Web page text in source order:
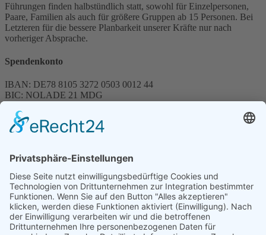
Führungen finden halbstündlich statt, sowohl für Einzelpersonen,
Paare, Familien als auch für größere Gruppen ab 15 Personen. Bei
Letzteren für die bessere Planbarkeit unserer Kräfte nur nach
vorheriger Absprache.
Spendenkonto
IBAN: DE78 8105 3272 0503 0012 44
BIC: NOLADE 21 MDG
Spenden können steuerlich abgesetzt werden
Förderung
© 1987 – 2025
Storchenhof Loburg e.V.
Alle Rechte vorbehalten.